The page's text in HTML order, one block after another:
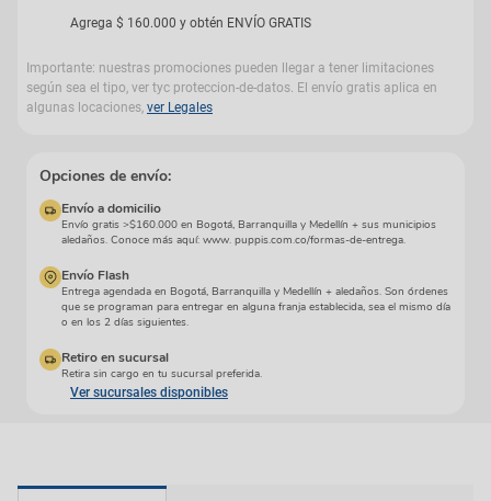
Agrega $ 160.000 y obtén ENVÍO GRATIS
Importante: nuestras promociones pueden llegar a tener limitaciones
según sea el tipo, ver tyc proteccion-de-datos. El envío gratis aplica en
algunas locaciones, ver Legales
Opciones de envío:
Envío a domicilio
Envío gratis >$160.000 en Bogotá, Barranquilla y Medellín + sus municipios
aledaños. Conoce más aquí: www. puppis.com.co/formas-de-entrega.
Envío Flash
Entrega agendada en Bogotá, Barranquilla y Medellín + aledaños. Son órdenes
que se programan para entregar en alguna franja establecida, sea el mismo día
o en los 2 días siguientes.
Retiro en sucursal
Retira sin cargo en tu sucursal preferida.
Ver sucursales disponibles